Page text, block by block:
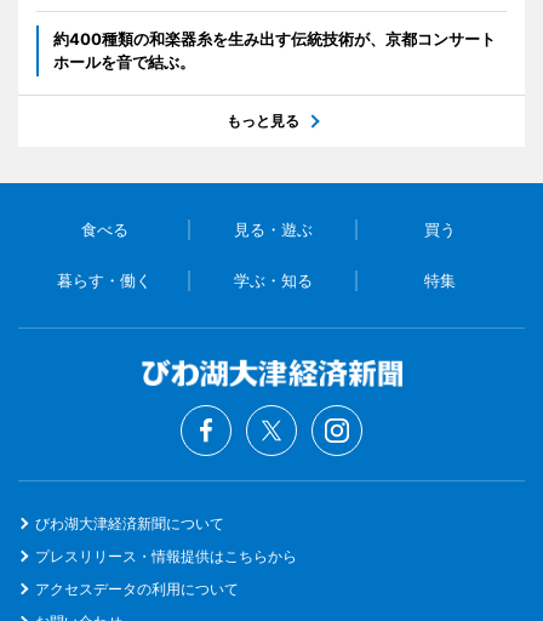
約400種類の和楽器糸を生み出す伝統技術が、京都コンサート
ホールを音で結ぶ。
もっと見る
食べる 見る・遊ぶ 買う
暮らす・働く 学ぶ・知る 特集
びわ湖大津経済新聞について
プレスリリース・情報提供はこちらから
アクセスデータの利用について